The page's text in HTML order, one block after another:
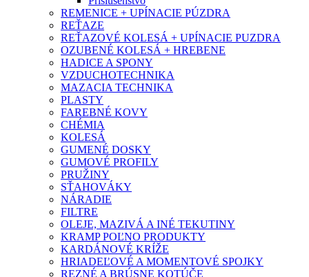
REMENICE + UPÍNACIE PÚZDRA
REŤAZE
REŤAZOVÉ KOLESÁ + UPÍNACIE PUZDRA
OZUBENÉ KOLESÁ + HREBENE
HADICE A SPONY
VZDUCHOTECHNIKA
MAZACIA TECHNIKA
PLASTY
FAREBNÉ KOVY
CHÉMIA
KOLESÁ
GUMENÉ DOSKY
GUMOVÉ PROFILY
PRUŽINY
SŤAHOVÁKY
NÁRADIE
FILTRE
OLEJE, MAZIVÁ A INÉ TEKUTINY
KRAMP POĽNO PRODUKTY
KARDÁNOVÉ KRÍŽE
HRIADEĽOVÉ A MOMENTOVÉ SPOJKY
REZNÉ A BRÚSNE KOTÚČE